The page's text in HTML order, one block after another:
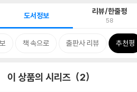
도서정보 리뷰/한줄평
58
책 속으로 출판사 리뷰 추천평
이 상품의 시리즈 2